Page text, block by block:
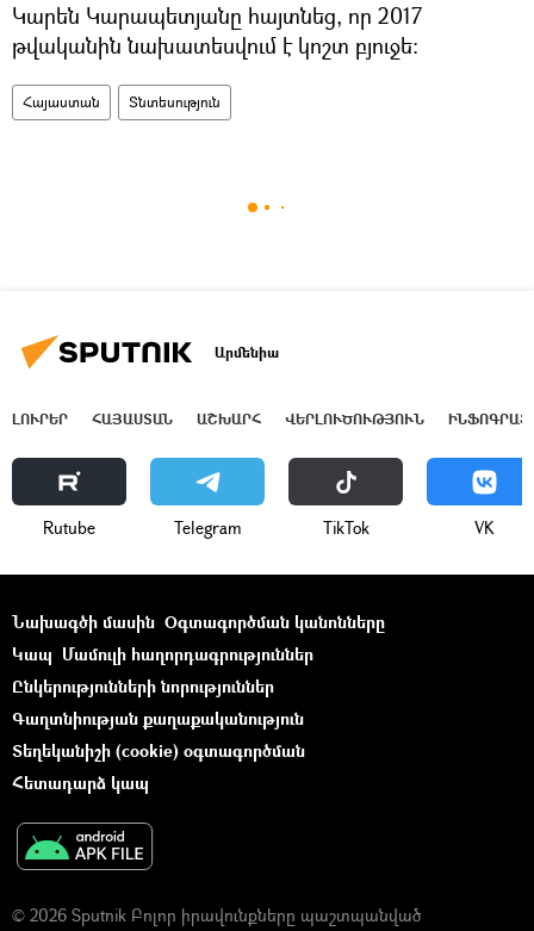
Կարեն Կարապետյանը հայտնեց, որ 2017
թվականին նախատեսվում է կոշտ բյուջե։
Հայաստան Տնտեսություն
Արմենիա
ԼՈՒՐԵՐ ՀԱՅԱՍՏԱՆ ԱՇԽԱՐՀ ՎԵՐԼՈՒԾՈՒԹՅՈՒՆ
Rutube Telegram ТikТоk VK
Նախագծի մասին Օգտագործման կանոնները
Կապ Մամուլի հաղորդագրություններ
Ընկերությունների նորություններ
Գաղտնիության քաղաքականություն
Տեղեկանիշի (cookie) օգտագործման
Հետադարձ կապ
© 2026 Sputnik Բոլոր իրավունքները պաշտպանված